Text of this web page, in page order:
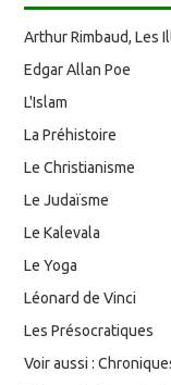
Arthur Rimbaud, Les
Edgar Allan Poe
L'Islam
La Préhistoire
Le Christianisme
Le Judaïsme
Le Kalevala
Le Yoga
Léonard de Vinci
Les Présocratiques
Voir aussi :